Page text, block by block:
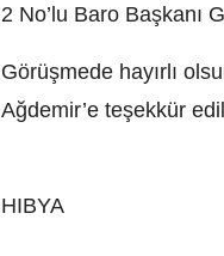
2 No’lu Baro Başkanı
Görüşmede hayırlı
Ağdemir’e teşekkür
HIBYA